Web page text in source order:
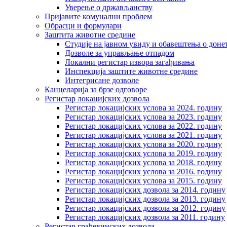
Уверење о држављанству
Пријавите комунални проблем
Обрасци и формулари
Заштита животне средине
Студије на јавном увиду и обавештења о
Дозволе за управљање отпадом
Локални регистар извора загађивања
Инспекција заштите животне средине
Интегрисане дозволе
Канцеларија за брзе одговоре
Регистар локацијских дозвола
Регистар локацијских услова за 2024. годину
Регистар локацијских услова за 2023. годину
Регистар локацијских услова за 2022. годину
Регистар локацијских услова за 2021. годину
Регистар локацијских услова за 2020. годину
Регистар локацијских услова за 2019. годину
Регистар локацијских услова за 2018. годину
Регистар локацијских услова за 2016. годину
Регистар локацијских услова за 2015. годину
Регистар локацијских дозвола за 2014. годину
Регистар локацијских дозвола за 2013. годину
Регистар локацијских дозвола за 2012. годину
Регистар локацијских дозвола за 2011. годину